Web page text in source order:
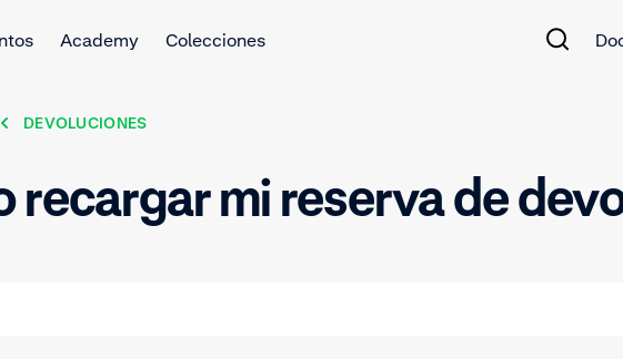
Academy Colecciones
DEVOLUCIONES
recargar mi reserva de